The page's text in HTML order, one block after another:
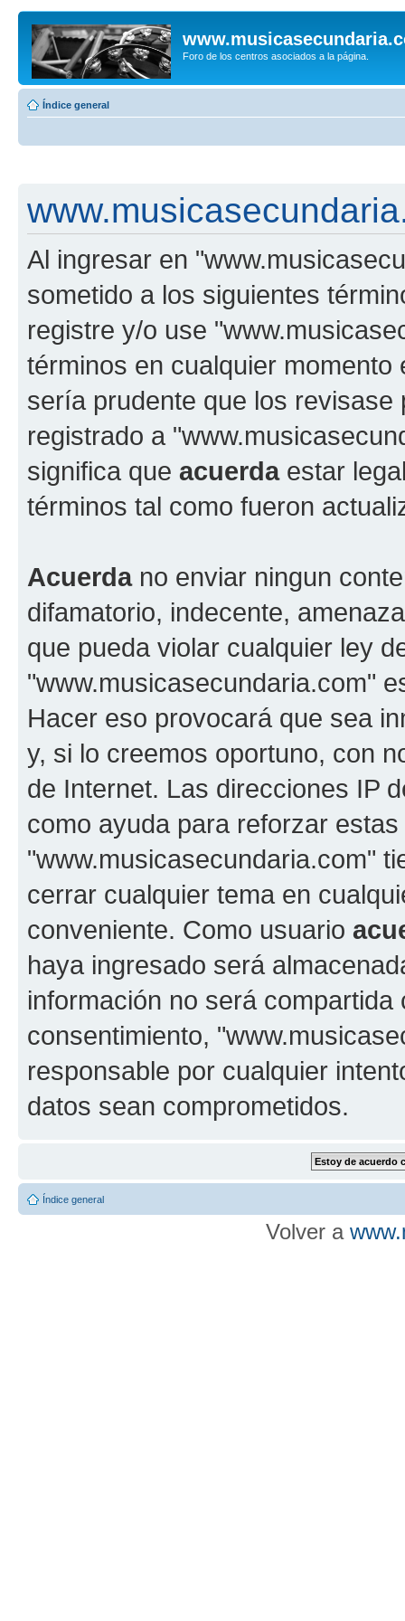
Foro de los centros asociados a la página.
Índice general
Al ingresar en
sometido a los siguientes
registre y/o use
términos en cualquier
sería prudente que los
registrado a
significa que acuerdaestar
términos tal como fueron
Acuerdano enviar ningun
difamatorio, indecente,
que pueda violar cualquier ley
"www.musicasecundaria.com"
Hacer eso provocará que sea
y, si lo creemos oportuno, con
de Internet. Las direcciones IP
como ayuda para reforzar
"www.musicasecundaria.com"
cerrar cualquier tema en
conveniente. Como usuario
haya ingresado será
información no será
consentimiento,
responsable por cualquier
datos sean comprometidos.
Índice general
Volver a